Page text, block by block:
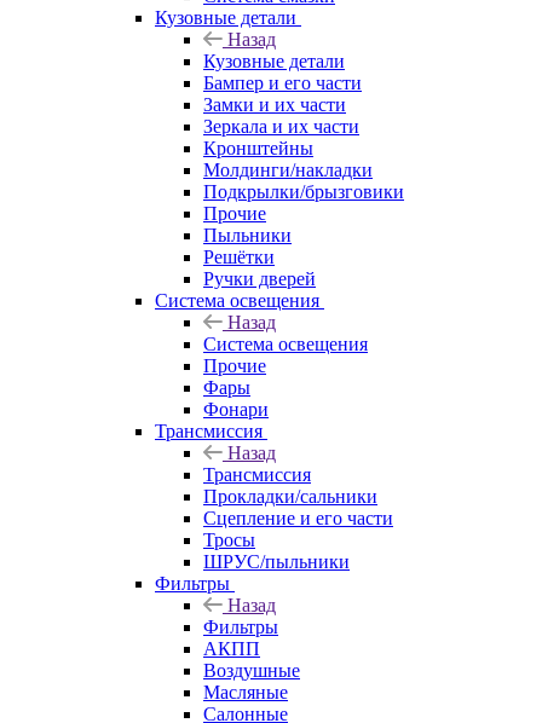
Кузовные детали
Назад
Кузовные детали
Бампер и его части
Замки и их части
Зеркала и их части
Кронштейны
Молдинги/накладки
Подкрылки/брызговики
Прочие
Пыльники
Решётки
Ручки дверей
Система освещения
Назад
Система освещения
Прочие
Фары
Фонари
Трансмиссия
Назад
Трансмиссия
Прокладки/сальники
Сцепление и его части
Тросы
ШРУС/пыльники
Фильтры
Назад
Фильтры
АКПП
Воздушные
Масляные
Салонные